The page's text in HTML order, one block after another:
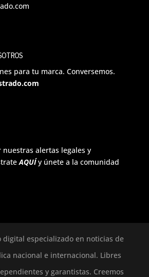
para tu marca. Conversemos.
alertas legales y
AQUÍ y únete a la comunidad
digital especializado en noticias de
nacional e internacional. Libres
y garantistas. Creemos